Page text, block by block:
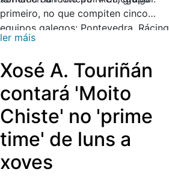
primeiro, no que compiten cinco
equipos galegos: Pontevedra, Rácing
de Ferrol, Club Deportivo Lugo,
Deportivo. O primeiro está
programado para o día 29 ás seis e
media da tarde, entre o Arenas de
Getxo e o Rácing de Ferrol.
ler máis
Xosé A. Touriñán
contará 'Moito
Chiste' no 'prime
time' de luns a
xoves